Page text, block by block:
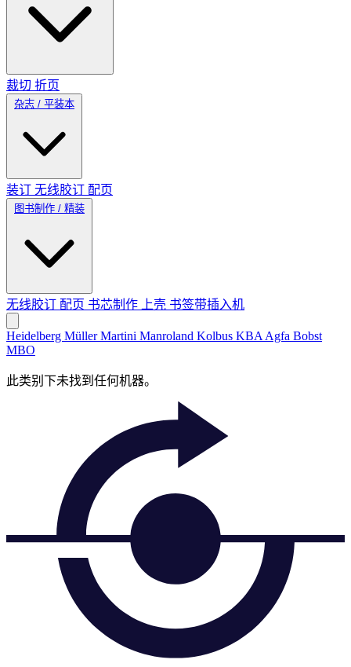
裁切 折页
杂志 / 平装本
装订 无线胶订 配页
图书制作 / 精装
无线胶订 配页 书芯制作 上壳 书签带插入机
Heidelberg Müller Martini Manroland Kolbus KBA Agfa Bobst
MBO
此类别下未找到任何机器。